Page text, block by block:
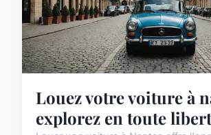
Louez votre voiture à
explorez en toute